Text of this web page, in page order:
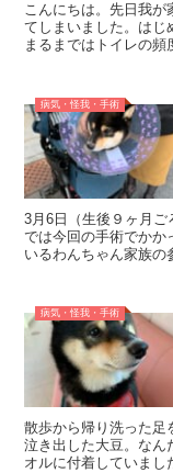
こんにちは。先日我が
てしまいました。はじ
まるまではトイレの
病気・怪我・手術
3月6日（生後９ヶ月
では今回の手術でかか
いるわんちゃん家族の
病気・怪我・手術
散歩から帰り洗った足
泣き出した大豆。なん
オルに付着していまし